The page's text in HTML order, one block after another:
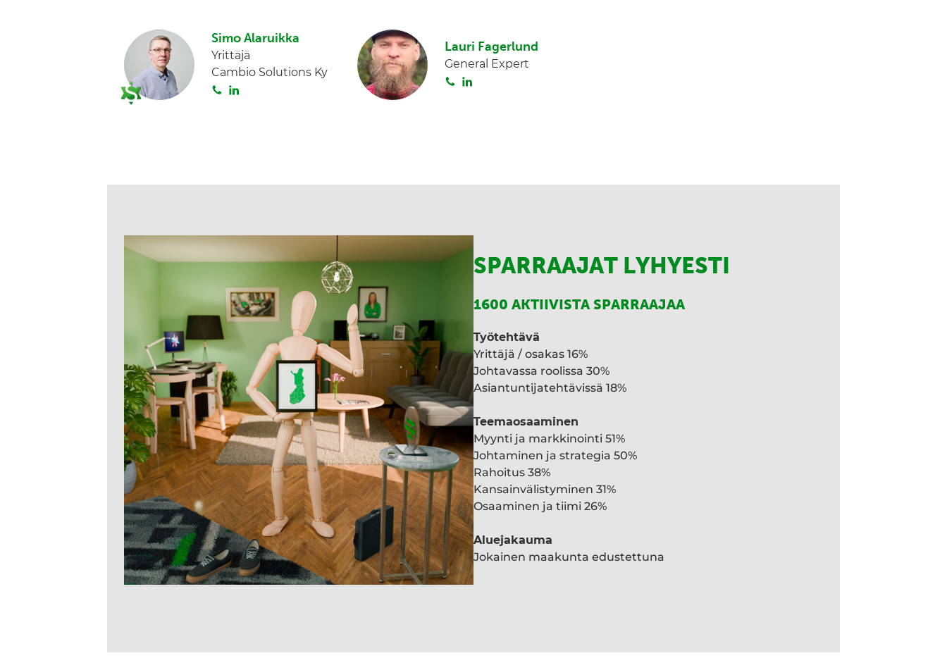
Simo Alaruikka
Yrittäjä
Cambio Solutions Ky
S
Lauri Fagerlund
General Expert
S L
SPARRAAJAT LYHYESTI
1600 AKTIIVISTA SPARRAAJAA
Työtehtävä
Yrittäjä / osakas 16%
Johtavassa roolissa 30%
Asiantuntijatehtävissä 18%
Teemaosaaminen
Myynti ja markkinointi 51%
Johtaminen ja strategia 50%
Rahoitus 38%
Kansainvälistyminen 31%
Osaaminen ja tiimi 26%
Aluejakauma
Jokainen maakunta edustettuna